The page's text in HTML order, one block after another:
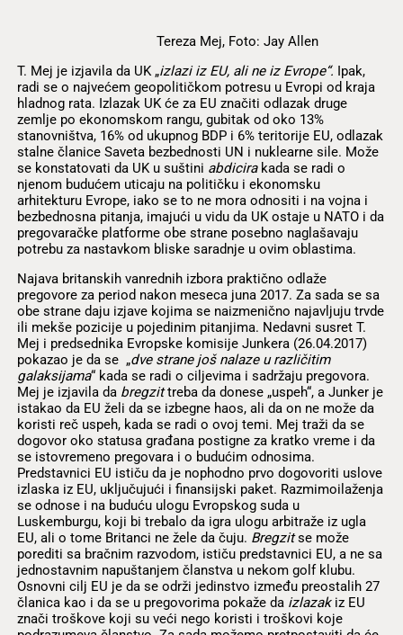
Tereza Mej, Foto: Jay Allen
T. Mej je izjavila da UK „izlazi iz EU, ali ne iz Evrope“. Ipak,
radi se o najvećem geopolitičkom potresu u Evropi od kraja
hladnog rata. Izlazak UK će za EU značiti odlazak druge
zemlje po ekonomskom rangu, gubitak od oko 13%
stanovništva, 16% od ukupnog BDP i 6% teritorije EU, odlazak
stalne članice Saveta bezbednosti UN i nuklearne sile. Može
se konstatovati da UK u suštini abdicirakada se radi o
njenom budućem uticaju na političku i ekonomsku
arhitekturu Evrope, iako se to ne mora odnositi i na vojna i
bezbednosna pitanja, imajući u vidu da UK ostaje u NATO i da
pregovaračke platforme obe strane posebno naglašavaju
potrebu za nastavkom bliske saradnje u ovim oblastima.
Najava britanskih vanrednih izbora praktično odlaže
pregovore za period nakon meseca juna 2017. Za sada se sa
obe strane daju izjave kojima se naizmenično najavljuju trvde
ili mekše pozicije u pojedinim pitanjima. Nedavni susret T.
Mej i predsednika Evropske komisije Junkera (26.04.2017)
pokazao je da se „dve strane još nalaze u različitim
galaksijama“ kada se radi o ciljevima i sadržaju pregovora.
Mej je izjavila da bregzittreba da donese „uspeh“, a Junker je
istakao da EU želi da se izbegne haos, ali da on ne može da
koristi reč uspeh, kada se radi o ovoj temi. Mej traži da se
dogovor oko statusa građana postigne za kratko vreme i da
se istovremeno pregovara i o budućim odnosima.
Predstavnici EU ističu da je nophodno prvo dogovoriti uslove
izlaska iz EU, uključujući i finansijski paket. Razmimoilaženja
se odnose i na buduću ulogu Evropskog suda u
Luskemburgu, koji bi trebalo da igra ulogu arbitraže iz ugla
EU, ali o tome Britanci ne žele da čuju. Bregzitse može
porediti sa bračnim razvodom, ističu predstavnici EU, a ne sa
jednostavnim napuštanjem članstva u nekom golf klubu.
Osnovni cilj EU je da se održi jedinstvo između preostalih 27
članica kao i da se u pregovorima pokaže da izlazak iz EU
znači troškove koji su veći nego koristi i troškovi koje